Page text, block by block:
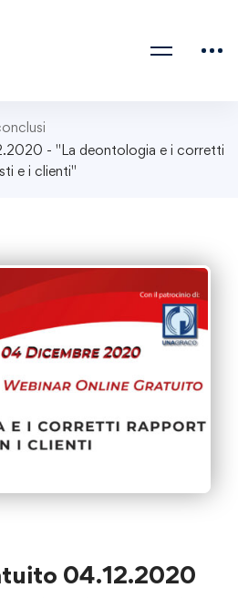
- "La deontologia e i corretti
e i clienti"
04.12.2020